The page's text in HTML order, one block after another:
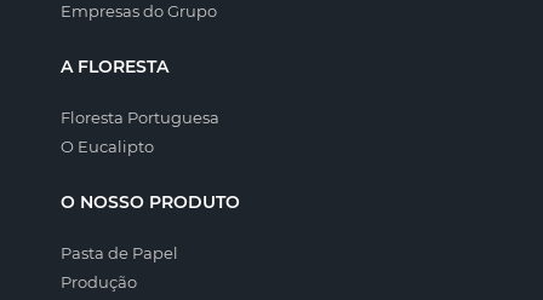
Empresas do Grupo
A FLORESTA
Floresta Portuguesa
O Eucalipto
O NOSSO PRODUTO
Pasta de Papel
Produção